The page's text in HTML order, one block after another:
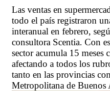
Las ventas en
todo el país registraron
interanual en febrero,
consultora Scentia. Con
sector acumula 15 meses
afectando a todos los
tanto en las provincias
Metropolitana de